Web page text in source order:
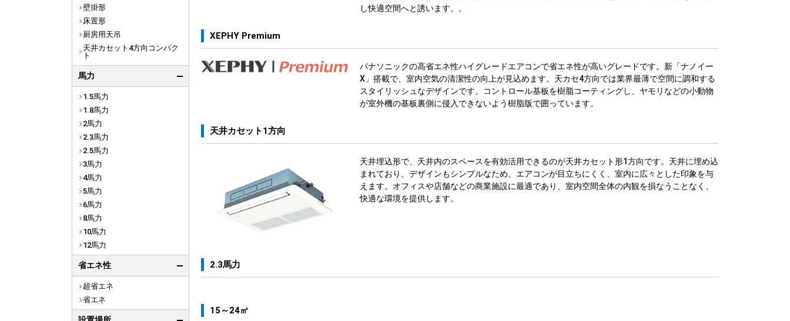
し快適空間へと誘います。。
XEPHY Premium
パナソニックの高省エネ性ハイグレードエアコンで省エネ性が高いグレードです。新「ナノイー
X」搭載で、室内空気の清潔性の向上が見込めます。天カセ4方向では業界最薄で空間に調和する
スタイリッシュなデザインです。コントロール基板を樹脂コーティングし、ヤモリなどの小動物
が室外機の基板裏側に侵入できないよう樹脂版で囲っています。
天井カセット1方向
天井埋込形で、天井内のスペースを有効活用できるのが天井カセット形1方向です。天井に埋め込
まれており、デザインもシンプルなため、エアコンが目立ちにくく、室内に広々とした印象を与
えます。オフィスや店舗などの商業施設に最適であり、室内空間全体の内観を損なうことなく、
快適な環境を提供します。
2.3馬力
15～24㎡
壁掛形
床置形
厨房用天吊
天井カセット4方向コンパク
ト
馬力
1.5馬力
1.8馬力
2馬力
2.3馬力
2.5馬力
3馬力
4馬力
5馬力
6馬力
8馬力
10馬力
12馬力
省エネ性
超省エネ
省エネ